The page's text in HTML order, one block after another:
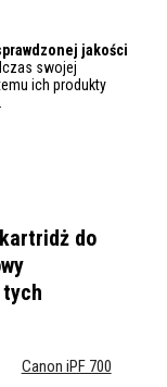
jakości
swojej
ich produkty
do
tych
Canon iPF 700